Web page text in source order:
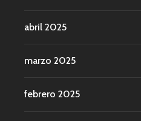
abril 2025
marzo 2025
febrero 2025